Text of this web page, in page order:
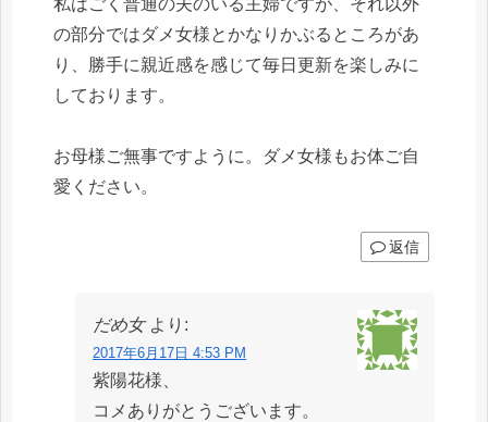
の部分ではダメ女様とかなりかぶるところがあ
り、勝手に親近感を感じて毎日更新を楽しみに
しております。
お母様ご無事ですように。ダメ女様もお体ご自
愛ください。
返信
だめ女 より:
2017年6月17日 4:53 PM
紫陽花様、
コメありがとうございます。